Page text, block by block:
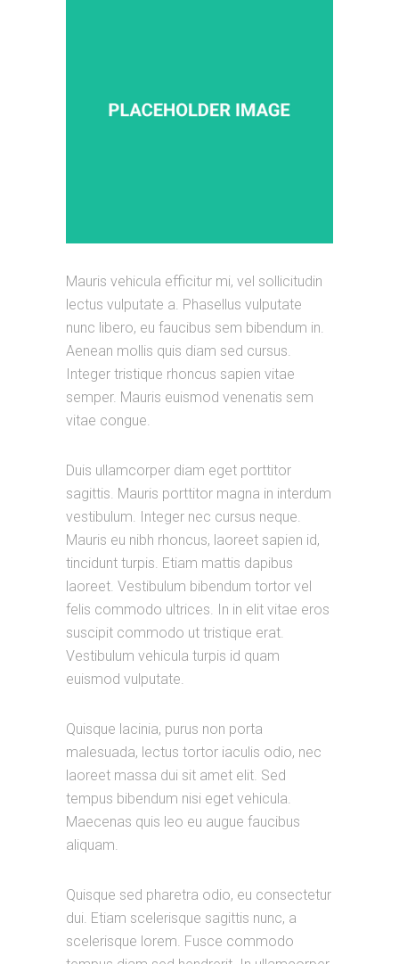
Mauris vehicula efficitur mi, vel sollicitudin
lectus vulputate a. Phasellus vulputate
nunc libero, eu faucibus sem bibendum in.
Aenean mollis quis diam sed cursus.
Integer tristique rhoncus sapien vitae
semper. Mauris euismod venenatis sem
vitae congue.
Duis ullamcorper diam eget porttitor
sagittis. Mauris porttitor magna in interdum
vestibulum. Integer nec cursus neque.
Mauris eu nibh rhoncus, laoreet sapien id,
tincidunt turpis. Etiam mattis dapibus
laoreet. Vestibulum bibendum tortor vel
felis commodo ultrices. In in elit vitae eros
suscipit commodo ut tristique erat.
Vestibulum vehicula turpis id quam
euismod vulputate.
Quisque lacinia, purus non porta
malesuada, lectus tortor iaculis odio, nec
laoreet massa dui sit amet elit. Sed
tempus bibendum nisi eget vehicula.
Maecenas quis leo eu augue faucibus
aliquam.
Quisque sed pharetra odio, eu consectetur
dui. Etiam scelerisque sagittis nunc, a
scelerisque lorem. Fusce commodo